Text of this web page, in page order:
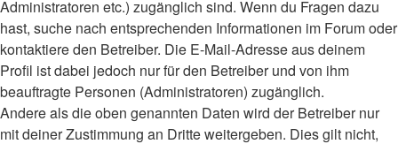
Administratoren etc.) zugänglich sind. Wenn du Fragen dazu
hast, suche nach entsprechenden Informationen im Forum oder
kontaktiere den Betreiber. Die E-Mail-Adresse aus deinem
Profil ist dabei jedoch nur für den Betreiber und von ihm
beauftragte Personen (Administratoren) zugänglich.
Andere als die oben genannten Daten wird der Betreiber nur
mit deiner Zustimmung an Dritte weitergeben. Dies gilt nicht,